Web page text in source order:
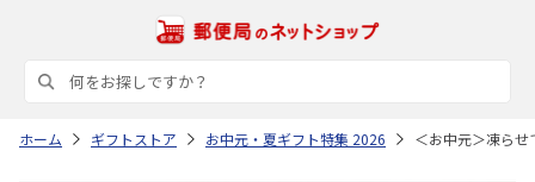
ホーム ギフトストア お中元・夏ギフト特集 2026 ＜お中元＞凍ら